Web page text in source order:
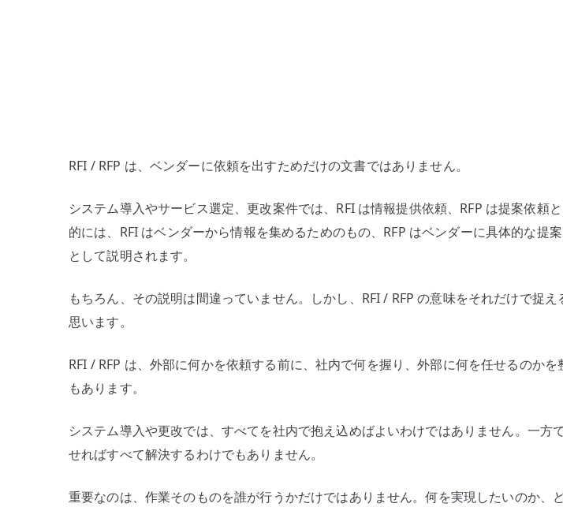
何
を
る
の
RFI / RFP は、ベンダーに依頼を出すためだけの文書ではありません。
システム導入やサービス選定、更改案件では、RFI は情報提供依頼、RFP は提案依頼
的には、RFI はベンダーから情報を集めるためのもの、RFP はベンダーに具体的な提
として説明されます。
もちろん、その説明は間違っていません。しかし、RFI / RFP の意味をそれだけで捉え
思います。
RFI / RFP は、外部に何かを依頼する前に、社内で何を握り、外部に何を任せるのか
もあります。
システム導入や更改では、すべてを社内で抱え込めばよいわけではありません。一方
せればすべて解決するわけでもありません。
重要なのは、作業そのものを誰が行うかだけではありません。何を実現したいのか、